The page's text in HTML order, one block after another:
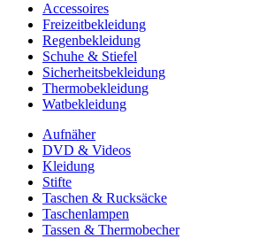
Accessoires
Freizeitbekleidung
Regenbekleidung
Schuhe & Stiefel
Sicherheitsbekleidung
Thermobekleidung
Watbekleidung
Aufnäher
DVD & Videos
Kleidung
Stifte
Taschen & Rucksäcke
Taschenlampen
Tassen & Thermobecher